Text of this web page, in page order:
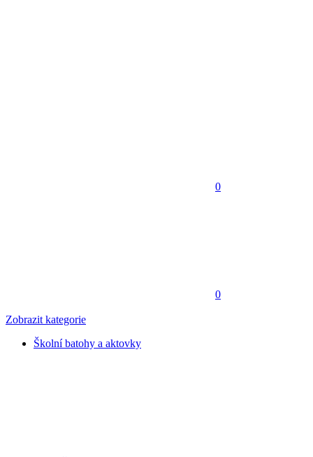
0
0
Zobrazit kategorie
Školní batohy a aktovky